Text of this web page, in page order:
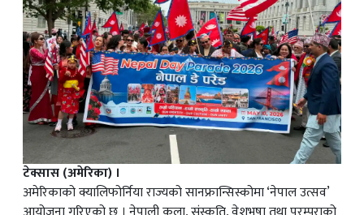
टेक्सास (अमेरिका) ।
अमेरिकाको क्यालिफोर्निया राज्यको सानफ्रान्सिस्कोमा ‘नेपाल उत्सव’